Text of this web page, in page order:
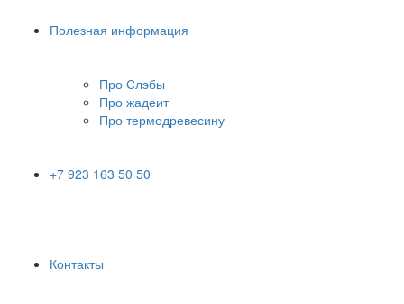
Полезная информация
Про Слэбы
Про жадеит
Про термодревесину
+7 923 163 50 50
Контакты